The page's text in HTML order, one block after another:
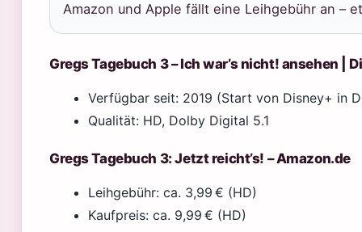
Amazon und Apple fällt eine Leihgebühr an –
Gregs Tagebuch 3 – Ich war’s nicht! ansehen |
Verfügbar seit: 2019 (Start von Disney+ in
Qualität: HD, Dolby Digital 5.1
Gregs Tagebuch 3: Jetzt reicht’s! – Amazon.de
Leihgebühr: ca. 3,99 € (HD)
Kaufpreis: ca. 9,99 € (HD)